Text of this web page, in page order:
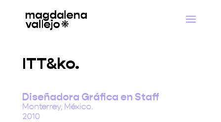
ITT&ko.
Diseñadora Gráfica en Staff
Monterrey, México.
2010